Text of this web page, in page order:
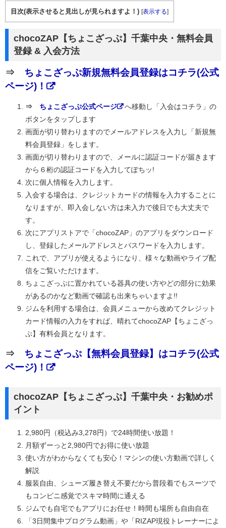
目次(表示させると見出しが見られますよ！) [表示する]
chocoZAP【ちょこざっぷ】千葉中央・無料会員
登録 & 入会方法
⇒ ちょこざっぷ新規無料会員登録はコチラ(公式
ページ)！
⇒ ちょこざっぷ公式ページ
へ移動し「入会はコチラ」の
ボタンをタップします
画面が切り替わりますのでメールアドレスを入力し「新規無
料会員登録」をします。
画面が切り替わりますので、メールに認証コードが届きます
から６桁の認証コードを入力してぽちッ!
次に個人情報を入力します。
入会する場合は、クレジットカードの情報を入力することに
なりますが、即入会しない方は未入力で後日でも大丈夫で
す。
次にアプリストアで「chocoZAP」のアプリをダウンロード
し、登録したメールアドレスとパスワードを入力します。
これで、アプリが使えるようになり、様々な動画やライブ配
信をご覧いただけます。
ちょこざっぷに置かれている器具の使い方やどの部分に効果
があるのかなど動画で確認も出来ちゃいますよ!!
ジムを利用する場合は、会員メニューから改めてクレジット
カード情報の入力をすれば、晴れてchocoZAP【ちょこざっ
ぷ】有料会員となります。
⇒ ちょこざっぷ【無料会員登録】はコチラ(公式
ページ)！
chocoZAP【ちょこざっぷ】千葉中央・お勧めポ
イント
2,980円（税込み3,278円）で24時間使い放題！
月額ずーっと2,980円でお得に使い放題
使い方がわからなくても安心！マシンの使い方動画で詳しく
解説
服装自由、シューズ履き替え不要だから普段着でもスーツで
もコンビニ感覚でスキマ時間に通える
ジムでも自宅でもアプリにお任せ！時間も場所も自由自在
「3日間集中プログラム動画」や「RIZAP現役トレーナーによ